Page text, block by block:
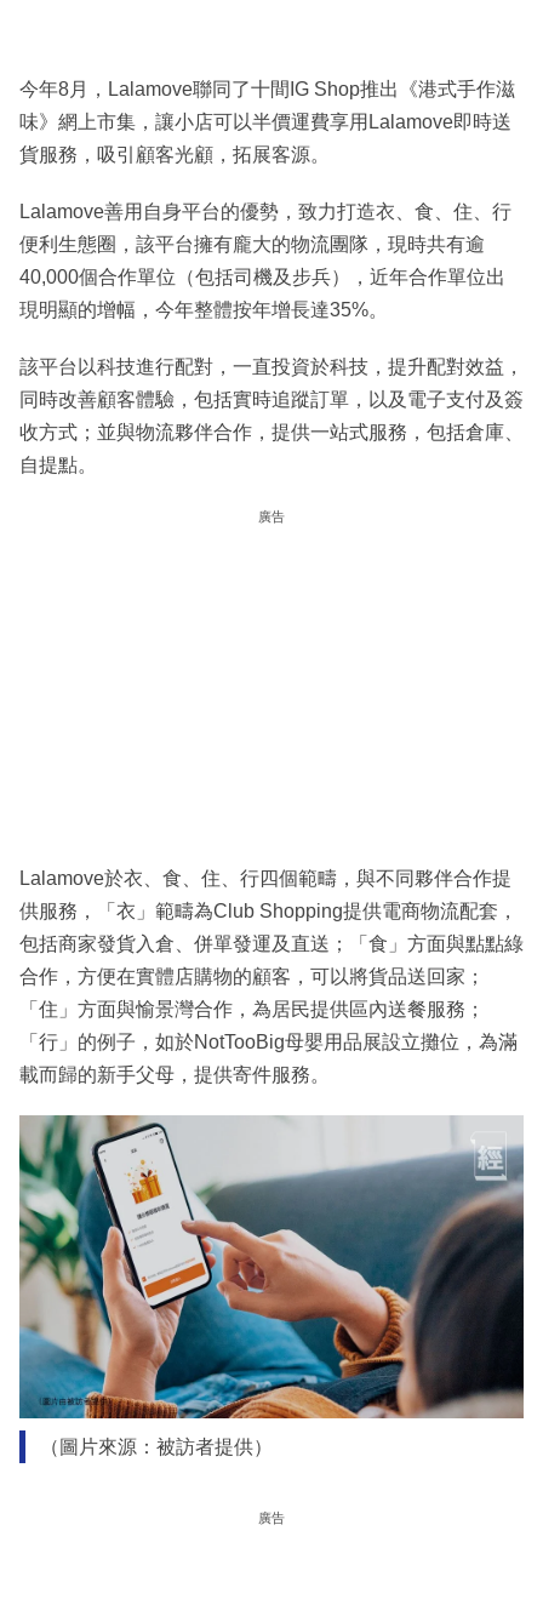
今年8月，Lalamove聯同了十間IG Shop推出《港式手作滋
味》網上市集，讓小店可以半價運費享用Lalamove即時送
貨服務，吸引顧客光顧，拓展客源。
Lalamove善用自身平台的優勢，致力打造衣、食、住、行
便利生態圈，該平台擁有龐大的物流團隊，現時共有逾
40,000個合作單位（包括司機及步兵），近年合作單位出
現明顯的增幅，今年整體按年增長達35%。
該平台以科技進行配對，一直投資於科技，提升配對效益，
同時改善顧客體驗，包括實時追蹤訂單，以及電子支付及簽
收方式；並與物流夥伴合作，提供一站式服務，包括倉庫、
自提點。
廣告
Lalamove於衣、食、住、行四個範疇，與不同夥伴合作提
供服務，「衣」範疇為Club Shopping提供電商物流配套，
包括商家發貨入倉、併單發運及直送；「食」方面與點點綠
合作，方便在實體店購物的顧客，可以將貨品送回家；
「住」方面與愉景灣合作，為居民提供區內送餐服務；
「行」的例子，如於NotTooBig母嬰用品展設立攤位，為滿
載而歸的新手父母，提供寄件服務。
（圖片來源：被訪者提供）
廣告